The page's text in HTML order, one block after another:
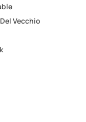
Vecchio